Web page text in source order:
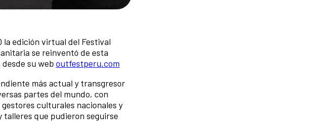
la edición virtual del Festival
se reinventó de esta
su web outfestperu.com
más actual y transgresor
partes del mundo, con
culturales nacionales y
que pudieron seguirse